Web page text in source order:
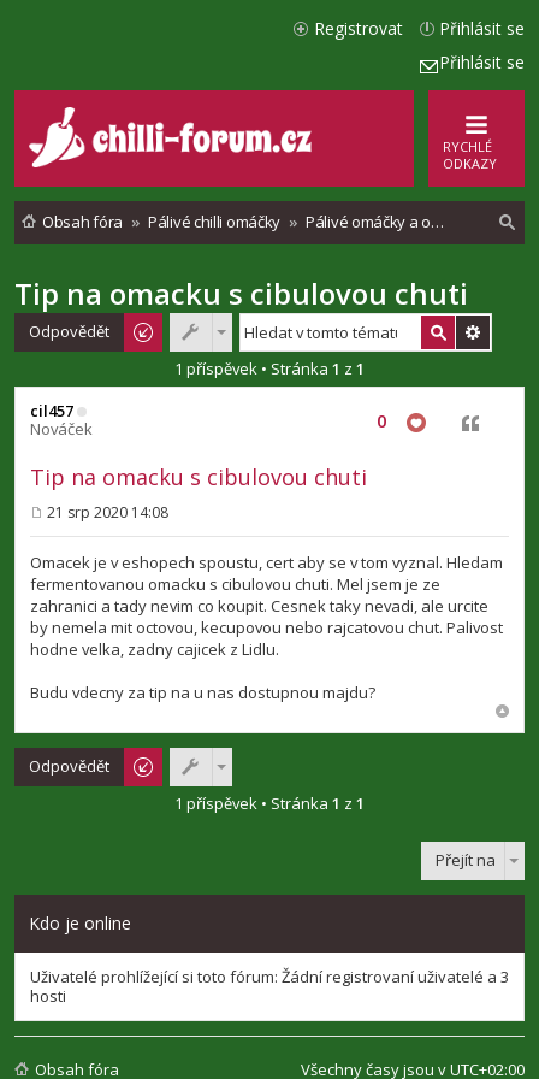
Přihlásit se
Přihlásit se
Registrovat
RYCHLÉ
ODKAZY
Obsah fóra Pálivé chilli omáčky Pálivé omáčky a ostatní ohnivé pochutiny
a
Tip na omacku s cibulovou chuti
Odpovědět
1 příspěvek • Stránka 1 z 1
cil457
Nováček
Tip na omacku s cibulovou chuti
0 Citovat
ř
í
p
ě
v
e
k
21 srp 2020 14:08
Omacek je v eshopech spoustu, cert aby se v tom vyznal. Hledam
fermentovanou omacku s cibulovou chuti. Mel jsem je ze
zahranici a tady nevim co koupit. Cesnek taky nevadi, ale urcite
by nemela mit octovou, kecupovou nebo rajcatovou chut. Palivost
hodne velka, zadny cajicek z Lidlu.
Budu vdecny za tip na u nas dostupnou majdu?
Odpovědět
1 příspěvek • Stránka 1 z 1
Přejít na
Kdo je online
Uživatelé prohlížející si toto fórum: Žádní registrovaní uživatelé a 3
hosti
Obsah fóra Všechny časy jsou vUTC+02:00